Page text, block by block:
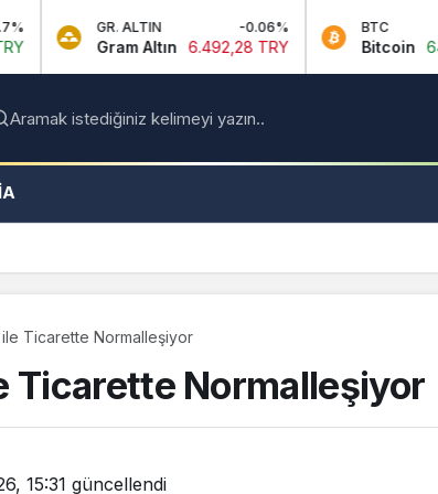
ALTIN -0.06%
Altın 6.492,28 TRY
BTC
Bitcoin 64.630,00 USDT
Aramak istediğiniz kelimeyi yazın..
ile Ticarette Normalleşiyor
Ticarette Normalleşiyor
15:31 güncellendi